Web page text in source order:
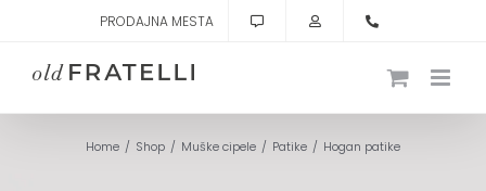
content
PRODAJNA MESTA
Home Shop Muške cipele Patike Hogan patike